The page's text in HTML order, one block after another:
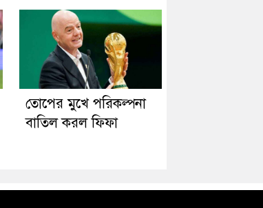
তোপের মুখে পরিকল্পনা
বাতিল করল ফিফা